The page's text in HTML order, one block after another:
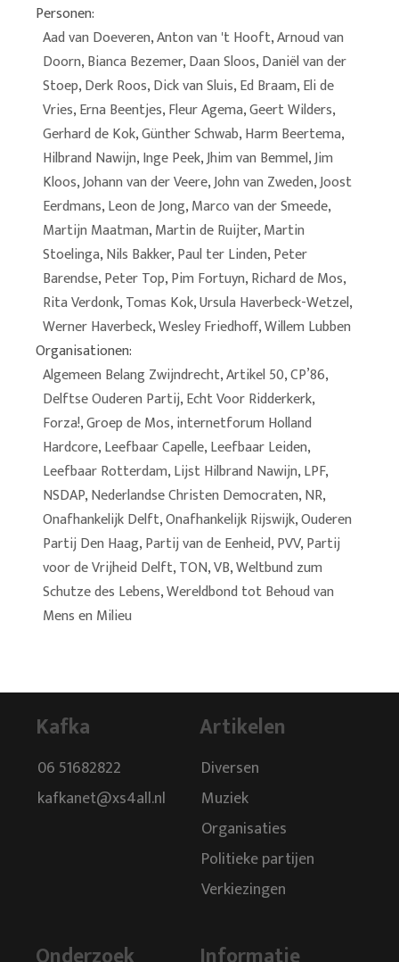
Personen:
Aad van Doeveren,Anton van 't Hooft,Arnoud van
Doorn,Bianca Bezemer,Daan Sloos,Daniël van der
Stoep,Derk Roos,Dick van Sluis,Ed Braam,Eli de
Vries,Erna Beentjes,Fleur Agema,Geert Wilders,
Gerhard de Kok,Günther Schwab,Harm Beertema,
Hilbrand Nawijn,Inge Peek,Jhim van Bemmel,Jim
Kloos,Johann van der Veere,John van Zweden,Joost
Eerdmans,Leon de Jong,Marco van der Smeede,
Martijn Maatman,Martin de Ruijter,Martin
Stoelinga,Nils Bakker,Paul ter Linden,Peter
Barendse,Peter Top,Pim Fortuyn,Richard de Mos,
Rita Verdonk,Tomas Kok,Ursula Haverbeck-Wetzel,
Werner Haverbeck,Wesley Friedhoff,Willem Lubben
Organisationen:
Algemeen Belang Zwijndrecht,Artikel 50,CP’86,
Delftse Ouderen Partij,Echt Voor Ridderkerk,
Forza!,Groep de Mos,internetforum Holland
Hardcore,Leefbaar Capelle,Leefbaar Leiden,
Leefbaar Rotterdam,Lijst Hilbrand Nawijn,LPF,
NSDAP,Nederlandse Christen Democraten,NR,
Onafhankelijk Delft,Onafhankelijk Rijswijk,Ouderen
Partij Den Haag,Partij van de Eenheid,PVV,Partij
voor de Vrijheid Delft,TON,VB,Weltbund zum
Schutze des Lebens,Wereldbond tot Behoud van
Mens en Milieu
Kafka
06 51682822
kafkanet@xs4all.nl
Artikelen
Diversen
Muziek
Organisaties
Politieke partijen
Verkiezingen